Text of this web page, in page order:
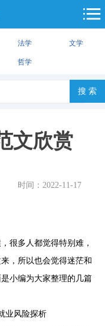
法学 文学
哲学
文欣赏
时间：2022-11-17
很多人都觉得特别难，
，所以也会觉得迷茫和
小编为大家整理的几篇
业风险探析